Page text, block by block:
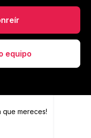
equipo
que mereces!
que mereces